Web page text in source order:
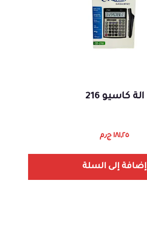
الة كاسيو 216
١٨١,٢٥ ج٫م
إضافة إلى السلة